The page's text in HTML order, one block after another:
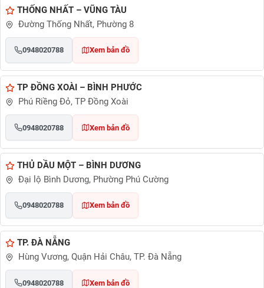
THỐNG NHẤT – VŨNG TÀU
Đường Thống Nhất, Phường 8
0948020788 Xem bản đồ
TP ĐỒNG XOÀI – BÌNH PHƯỚC
Phú Riềng Đỏ, TP Đồng Xoài
0948020788 Xem bản đồ
THỦ DẦU MỘT – BÌNH DƯƠNG
Đại lộ Bình Dương, Phường Phú Cường
0948020788 Xem bản đồ
TP. ĐÀ NẴNG
Hùng Vương, Quận Hải Châu, TP. Đà Nẵng
0948020788 Xem bản đồ